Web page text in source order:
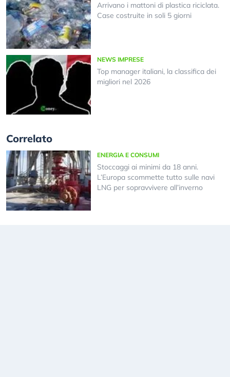
Arrivano i mattoni di plastica riciclata.
Case costruite in soli 5 giorni
NEWS IMPRESE
Top manager italiani, la classifica dei
migliori nel 2026
Correlato
ENERGIA E CONSUMI
Stoccaggi ai minimi da 18 anni.
L’Europa scommette tutto sulle navi
LNG per sopravvivere all’inverno